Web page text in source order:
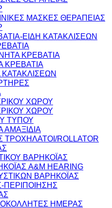
ΜΑΣΚΕΣ ΘΕΡΑΠΕΙΑΣ
ΕΙΔΗ ΚΑΤΑΚΛΙΣΕΩΝ
ΚΡΕΒΑΤΙΑ
ΚΡΕΒΑΤΙΑ
ΧΩΡΟΥ
ΧΩΡΟΥ
ΤΥΠΟΥ
ΑΜΑΞΙΔΙΑ
ROLLATOR
ΒΑΡΗΚΟΪΑΣ
A&M HEARING
ΒΑΡΗΚΟΪΑΣ
ΠΕΡΙΠΟΙΗΣΗΣ
ΗΜΕΡΑΣ